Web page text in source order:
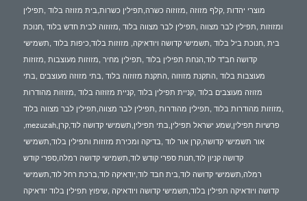
מוצרי יהדות ,קלף מזוזה ,מזוזוה כשרה,תפילין כשרות,בית מזוזה בלוד ,תפילין
ומזוזות ,תפילין לבר מצווה ,תפילין לבר מצווה בלוד ,מזוזוה לבית חדש בלוד ,חנוכת
בית ,חנוכת ביל בלוד ,תשמישי קדושה ויודאיקה, מזוזות בלוד,כיפות בלוד ,תשמישי
קדושה חב"ד לוד,הנחת תפילין בלוד ,תפילין מחיר ,מזוזות מעוצבות ,מזוזות
מעוצבות בלוד ,התקנת מזוזוה ,התקנת מזוזוה בלוד ,בתי מזוזה מעוצבים ,בתי
מזוזה מעוצבים בלוד ,קניית תפילין בלוד ,קניית מזוזוה בלוד ,מזוזות מהודרות
,מזוזות מהודרות בלוד ,תפילין מהודרות ,תפילין לבר מצווה,תפילין לבר מצווה בלוד
,mezuzah,פרשיות תפילין,שמע ישראל תפילין,בתי תפילין,תשמישי קדושה לוד,קרן
אור תשמישי קדושה,קרן אור לוד ,בדיקה ומכירת מזוזות ותפילין בלוד,תשמישי
קדושה קניון לוד,חנות ספרי קודש לוד,תשמישי קדושה רמלה,ספרי קודש
רמלה,תשמישי קדושה לוד,בית חבד לוד,יודאיקה לוד,ברכת רחל לוד,תשמישי
קדושה ויודאיקה תפילין בלוד,תשמישי קדושה ויודאיקה ,שיפוץ תפילין בלוד יודאיקה